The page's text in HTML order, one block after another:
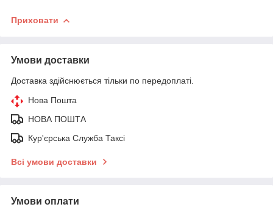
Приховати
Умови доставки
Доставка здійснюється тільки по передоплаті.
Нова Пошта
НОВА ПОШТА
Кур'єрська Служба Таксі
Всі умови доставки
Умови оплати